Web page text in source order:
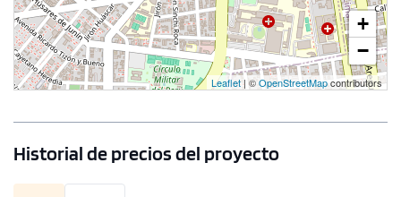
+
−
Leaflet| ©OpenStreetMapcontributors
Historial de precios del proyecto